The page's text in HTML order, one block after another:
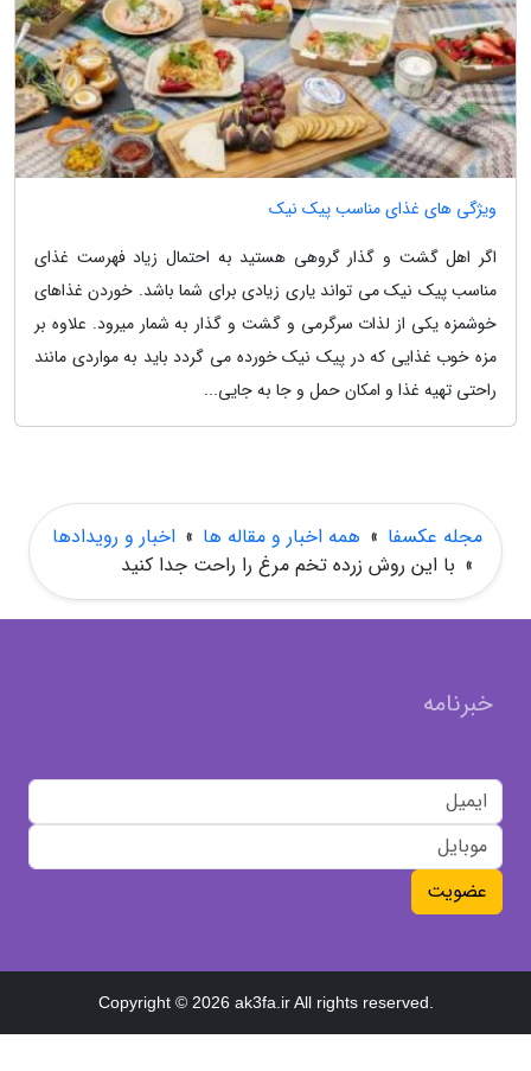
ویژگی های غذای مناسب پیک نیک
اگر اهل گشت و گذار گروهی هستید به احتمال زیاد فهرست غذای
مناسب پیک نیک می تواند یاری زیادی برای شما باشد. خوردن غذاهای
خوشمزه یکی از لذات سرگرمی و گشت و گذار به شمار میرود. علاوه بر
مزه خوب غذایی که در پیک نیک خورده می گردد باید به مواردی مانند
راحتی تهیه غذا و امکان حمل و جا به جایی...
مجله عکسفا » همه اخبار و مقاله ها » اخبار و رویدادها
» با این روش زرده تخم مرغ را راحت جدا کنید
خبرنامه
عضویت
Copyright © 2026 ak3fa.ir All rights reserved.